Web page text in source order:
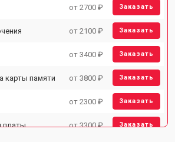
от 2700 ₽ Заказать
от 2100 ₽ Заказать
от 3400 ₽ Заказать
карты памяти от 3800 ₽ Заказать
от 2300 ₽ Заказать
платы от 3300 ₽ Заказать